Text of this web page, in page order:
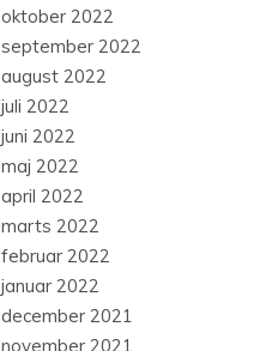
oktober 2022
september 2022
august 2022
juli 2022
juni 2022
maj 2022
april 2022
marts 2022
februar 2022
januar 2022
december 2021
november 2021